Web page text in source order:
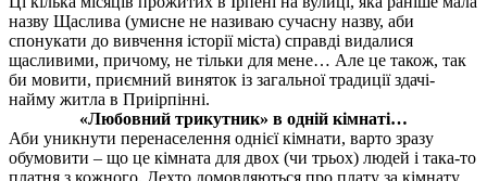
назву Щаслива (умисне не називаю сучасну назву, аби
спонукати до вивчення історії міста) справді видалися
щасливими, причому, не тільки для мене… Але це також, так
би мовити, приємний виняток із загальної традиції здачі-
найму житла в Приірпінні.
«Любовний трикутник» в одній кімнаті…
Аби уникнути перенаселення однієї кімнати, варто зразу
обумовити – що це кімната для двох (чи трьох) людей і така-то
платня з кожного. Дехто домовляються про плату за кімнату